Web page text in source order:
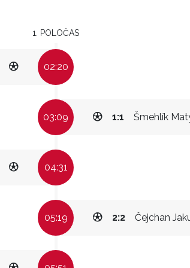
1. POLOČAS
02:20
03:09 Šmehlík
1:1
04:31
05:19 Čejchan
2:2